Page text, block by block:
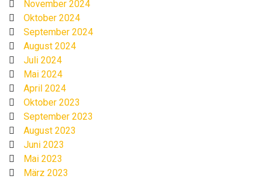
November 2024
Oktober 2024
September 2024
August 2024
Juli 2024
Mai 2024
April 2024
Oktober 2023
September 2023
August 2023
Juni 2023
Mai 2023
März 2023